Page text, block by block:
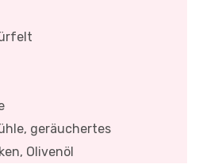
geräuchertes
Olivenöl